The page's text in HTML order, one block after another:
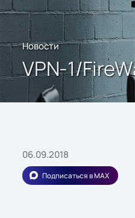
Новости
VPN-1/
06.09.2018
Подписаться в MAX